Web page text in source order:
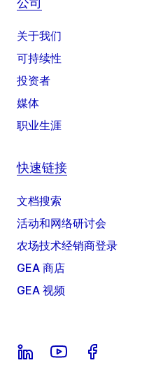
关于我们
可持续性
投资者
媒体
职业生涯
快速链接
文档搜索
活动和网络研讨会
农场技术经销商登录
GEA 商店
GEA 视频